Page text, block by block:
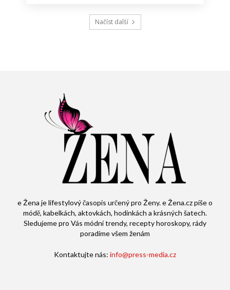
Načíst další
e Žena je lifestylový časopis určený pro Ženy. e Žena.cz píše o
módě, kabelkách, aktovkách, hodinkách a krásných šatech.
Sledujeme pro Vás módní trendy, recepty horoskopy, rády
poradíme všem ženám
Kontaktujte nás: info@press-media.cz